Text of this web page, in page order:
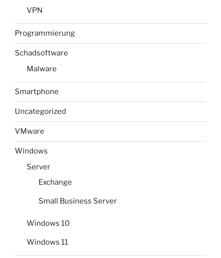
VPN
Programmierung
Schadsoftware
Malware
Smartphone
Uncategorized
VMware
Windows
Server
Exchange
Small Business Server
Windows 10
Windows 11